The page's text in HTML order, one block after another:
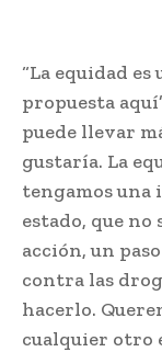
“La equidad
propuesta
puede llevar
gustaría. La
tengamos una
estado, que no
acción, un
contra las
hacerlo.
cualquier otro